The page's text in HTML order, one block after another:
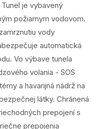
Tunel je vybavený
požiarnym vodovom.
vody
automatická
Vo výbave tunela
volania - SOS
a havarijná nádrž na
látky. Chránená
prepojení s
prepojenia